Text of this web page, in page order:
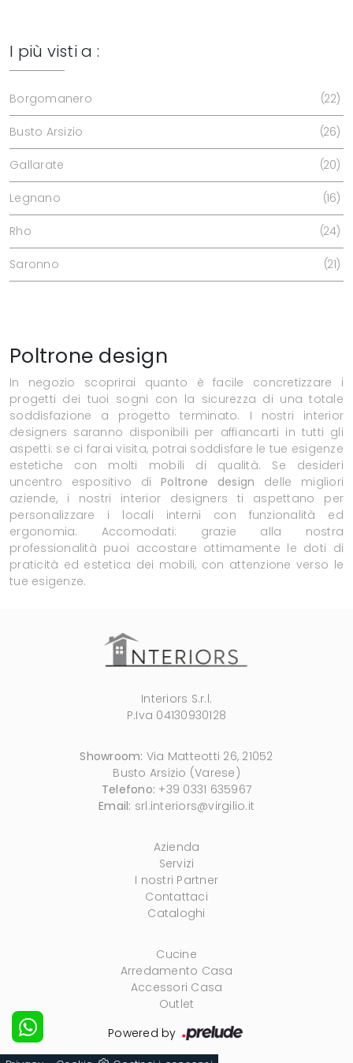
I più visti a :
Borgomanero 22
Busto Arsizio 26
Gallarate 20
Legnano 16
Rho 24
Saronno 21
Poltrone design
In negozio scoprirai quanto è facile concretizzare i
progetti dei tuoi sogni con la sicurezza di una totale
soddisfazione a progetto terminato. I nostri interior
designers saranno disponibili per affiancarti in tutti gli
aspetti: se ci farai visita, potrai soddisfare le tue esigenze
estetiche con molti mobili di qualità. Se desideri
uncentro espositivo diPoltrone design delle migliori
aziende, i nostri interior designers ti aspettano per
personalizzare i locali interni con funzionalità ed
ergonomia. Accomodati: grazie alla nostra
professionalità puoi accostare ottimamente le doti di
praticità ed estetica dei mobili, con attenzione verso le
tue esigenze.
Interiors S.r.l.
P.Iva 04130930128
Showroom: Via Matteotti 26, 21052
Busto Arsizio (Varese)
Telefono: +39 0331 635967
Email: srl.interiors@virgilio.it
Azienda
Servizi
I nostri Partner
Contattaci
Cataloghi
Cucine
Arredamento Casa
Accessori Casa
Outlet
Powered by